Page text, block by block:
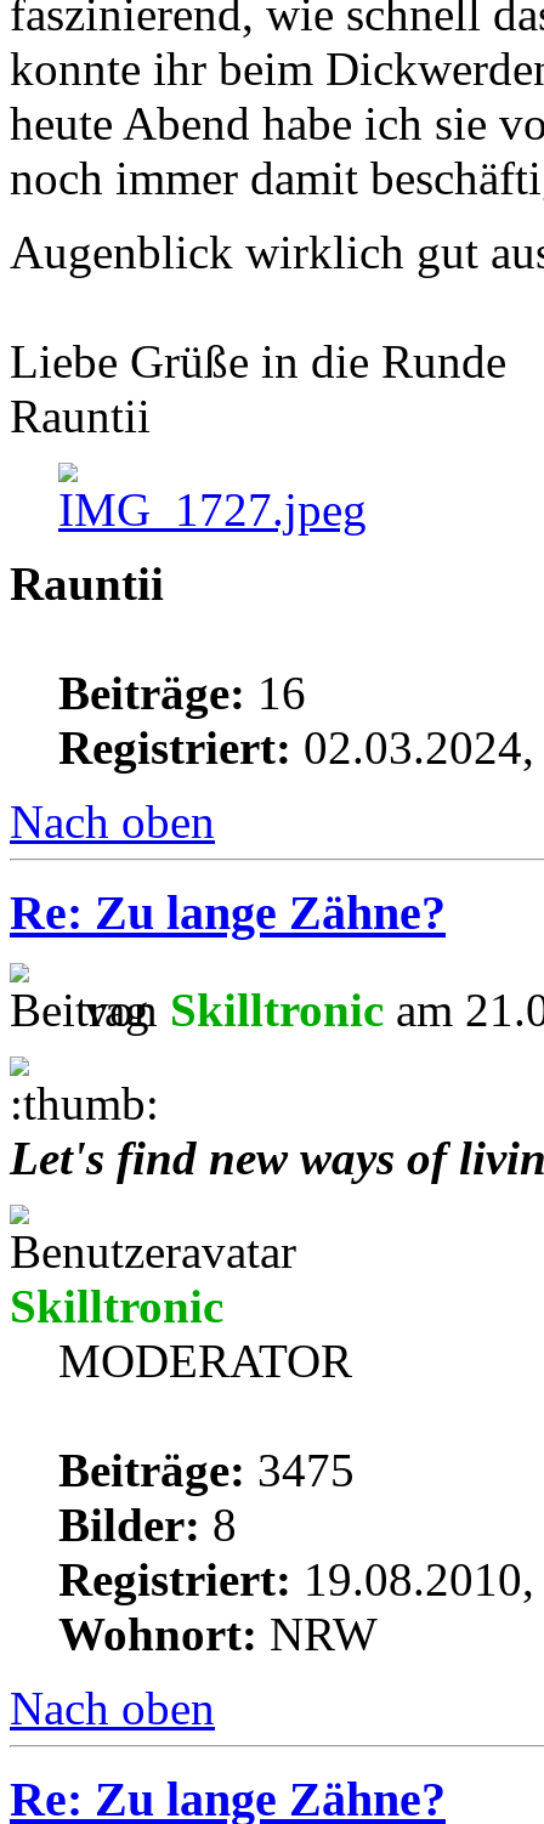
faszinierend, wie schnell
konnte ihr beim
heute Abend habe ich sie
noch immer damit
Augenblick wirklich gut
Liebe Grüße in die Runde
Rauntii
Rauntii
Beiträge: 16
Registriert:
Nach oben
Re: Zu lange Zähne?
von Skilltronic am
Let's find new ways of
Skilltronic
MODERATOR
Beiträge: 3475
Bilder: 8
Registriert:
Wohnort: NRW
Nach oben
Re: Zu lange Zähne?